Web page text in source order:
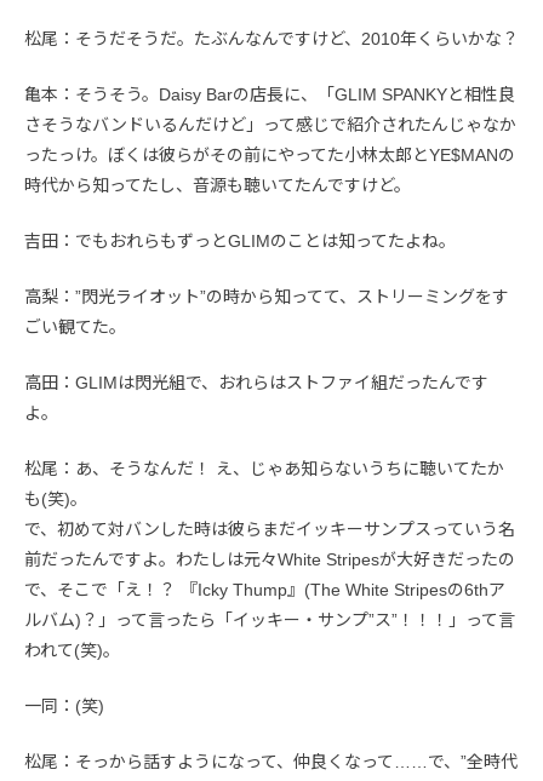
松尾：そうだそうだ。たぶんなんですけど、2010年くらいかな？
亀本：そうそう。Daisy Barの店長に、「GLIM SPANKYと相性良
さそうなバンドいるんだけど」って感じで紹介されたんじゃなか
ったっけ。ぼくは彼らがその前にやってた小林太郎とYE$MANの
時代から知ってたし、音源も聴いてたんですけど。
吉田：でもおれらもずっとGLIMのことは知ってたよね。
高梨：”閃光ライオット”の時から知ってて、ストリーミングをす
ごい観てた。
高田：GLIMは閃光組で、おれらはストファイ組だったんです
よ。
松尾：あ、そうなんだ！ え、じゃあ知らないうちに聴いてたか
も(笑)。
で、初めて対バンした時は彼らまだイッキーサンプスっていう名
前だったんですよ。わたしは元々White Stripesが大好きだったの
で、そこで「え！？ 『Icky Thump』(The White Stripesの6thア
ルバム)？」って言ったら「イッキー・サンプ”ス”！！！」って言
われて(笑)。
一同：(笑)
松尾：そっから話すようになって、仲良くなって……で、”全時代